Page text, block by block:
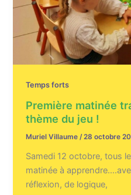
Temps forts
Première matinée
thème du jeu !
Muriel Villaume /28 octobre
Samedi 12 octobre, tous
matinée à
réflexion, de logique,